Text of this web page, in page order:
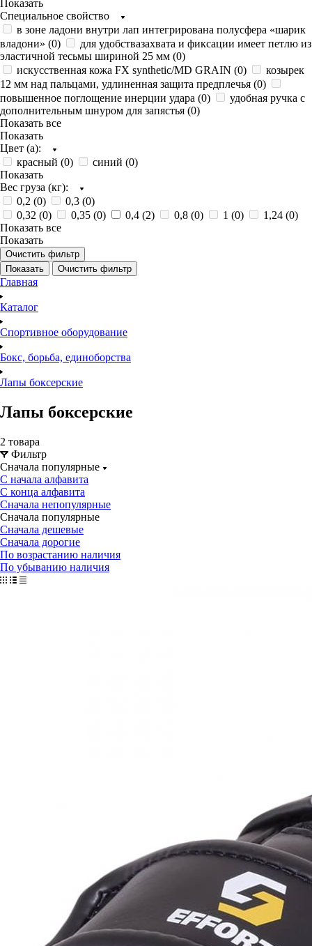
Показать
Специальное свойство
в зоне ладони внутри лап интегрирована полусфера «шарик
владони» (0)
для удобствазахвата и фиксации имеет петлю из
эластичной тесьмы шириной 25 мм (0)
искусственная кожа FX synthetic/MD GRAIN (0)
козырек
12 мм над пальцами, удлиненная защита предплечья (0)
повышенное поглощение инерции удара (0)
удобная ручка с
дополнительным шнуром для запястья (0)
Показать все
Показать
Цвет (а):
красный (0) синий (0)
Показать
Вес груза (кг):
0,2 (0) 0,3 (0)
0,32 (0) 0,35 (0) 0,4 (2) 0,8 (0) 1 (0) 1,24 (0)
Показать все
Показать
Очистить фильтр
Показать
Очистить фильтр
Главная
Каталог
Спортивное оборудование
Бокс, борьба, единоборства
Лапы боксерские
Лапы боксерские
2 товара
Фильтр
Сначала популярные
С начала алфавита
С конца алфавита
Сначала непопулярные
Сначала популярные
Сначала дешевые
Сначала дорогие
По возрастанию наличия
По убыванию наличия